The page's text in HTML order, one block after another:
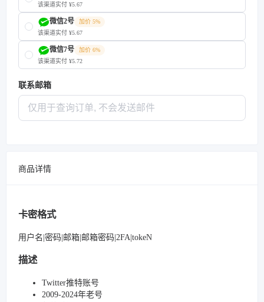
该渠道实付 ¥5.67
微信2号
加价 5%
该渠道实付 ¥5.67
微信7号
加价 6%
该渠道实付 ¥5.72
联系邮箱
商品详情
卡密格式
用户名|密码|邮箱|邮箱密码|2FA|tokeN
描述
Twitter推特账号
2009-2024年老号